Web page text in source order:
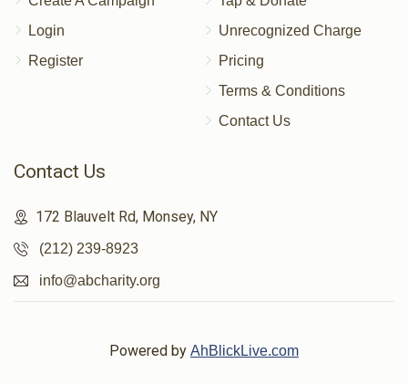
Login
Register
Unrecognized Charge
Pricing
Terms & Conditions
Contact Us
Contact Us
172 Blauvelt Rd, Monsey, NY
(212) 239-8923
info@abcharity.org
Powered by AhBlickLive.com